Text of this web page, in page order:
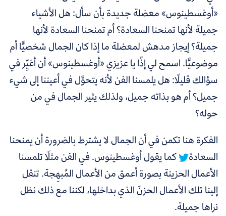
«أوغسطينوس»معضلة جديدة بأن سأل: هل الأشياء
جميلة لأنها تمنحنا السعادة؟ أم تمنحنا السعادة لأنها
جميلة؟ إيجاز مدهش لمعضلة ما إذا كان الجمال شخصيًّا أم
موضوعيًّا. اسمح لي إذًا يا عزيزي«أوغسطينوس»أن أغيِّر في
سؤالك قليلًا: هل يلمسنا الفن لأنه يتحوَّل في أعيننا إلى شيء
جميل؟ أم هو بذاته جميل، ولذلك يثير الجمال في من
حوله؟
الفكرة هنا تكمن في أن الجمال لا يشترط بالضرورة أن يمنحنا
السعادة
كما يقول أوغسطينوس. في الفن مثلًا تلمسنا
الأعمال الحزينة بصورة أعمق من الأعمال المُبهِجة. تنقل
إلينا تلك الأعمال الحزنَ الذي بداخلها، لكننا مع ذلك نظل
نراها جميلة.